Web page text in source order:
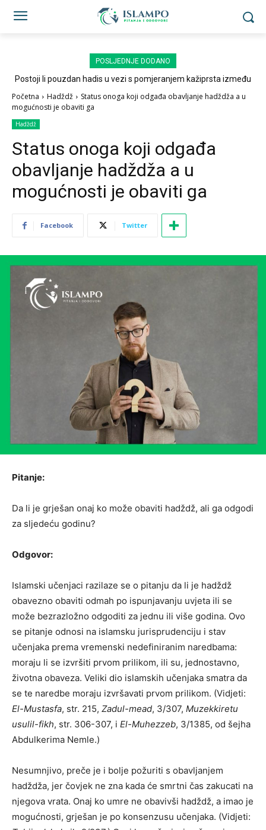
POSLJEDNJE DODANO
Postoji li pouzdan hadis u vezi s pomjeranjem kažiprsta između
Početna Hadždž
Status onoga koji odgađa obavljanje hadždža a u
mogućnosti je obaviti ga
Hadždž
Status onoga koji odgađa
obavljanje hadždža a u
mogućnosti je obaviti ga
Facebook Twitter
Pitanje:
Da li je grješan onaj ko može obaviti hadždž, ali ga odgodi
za sljedeću godinu?
Odgovor:
Islamski učenjaci razilaze se o pitanju da li je hadždž
obavezno obaviti odmah po ispunjavanju uvjeta ili se
može bezrazložno odgoditi za jednu ili više godina. Ovo
se pitanje odnosi na islamsku jurisprudenciju i stav
učenjaka prema vremenski nedefiniranim naredbama:
moraju li se izvršiti prvom prilikom, ili su, jednostavno,
životna obaveza. Veliki dio islamskih učenjaka smatra da
se te naredbe moraju izvršavati prvom prilikom. (Vidjeti:
El-Mustasfa, str. 215, Zadul-mead, 3/307, Muzekkiretu
usulil-fikh, str. 306-307, i El-Muhezzeb, 3/1385, od šejha
Abdulkerima Nemle.)
Nesumnjivo, preče je i bolje požuriti s obavljanjem
hadždža, jer čovjek ne zna kada će smrtni čas zakucati na
njegova vrata. Onaj ko umre ne obavivši hadždž, a imao je
mogućnosti, grješan je po konsenzusu učenjaka. (Vidjeti: